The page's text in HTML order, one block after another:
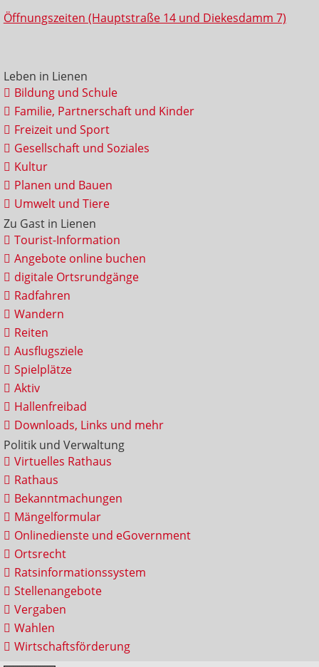
Öffnungszeiten (Hauptstraße 14 und Diekesdamm 7)
Leben in Lienen
Bildung und Schule
Familie, Partnerschaft und Kinder
Freizeit und Sport
Gesellschaft und Soziales
Kultur
Planen und Bauen
Umwelt und Tiere
Zu Gast in Lienen
Tourist-Information
Angebote online buchen
digitale Ortsrundgänge
Radfahren
Wandern
Reiten
Ausflugsziele
Spielplätze
Aktiv
Hallenfreibad
Downloads, Links und mehr
Politik und Verwaltung
Virtuelles Rathaus
Rathaus
Bekanntmachungen
Mängelformular
Onlinedienste und eGovernment
Ortsrecht
Ratsinformationssystem
Stellenangebote
Vergaben
Wahlen
Wirtschaftsförderung